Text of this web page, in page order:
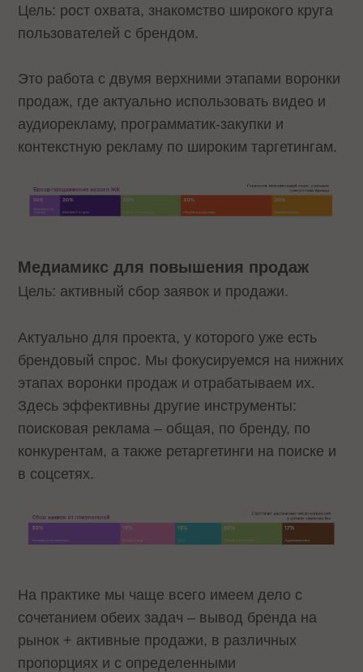
Цель: рост охвата, знакомство широкого круга
пользователей с брендом.
Это работа с двумя верхними этапами воронки
продаж, где актуально использовать видео и
аудиорекламу, программатик-закупки и
контекстную рекламу по широким таргетингам.
Медиамикс для повышения продаж
Цель: активный сбор заявок и продажи.
Актуально для проекта, у которого уже есть
брендовый спрос. Мы фокусируемся на нижних
этапах воронки продаж и отрабатываем их.
Здесь эффективны другие инструменты:
поисковая реклама – общая, по бренду, по
конкурентам, а также ретаргетинги на поиске и
в соцсетях.
На практике мы чаще всего имеем дело с
сочетанием обеих задач – вывод бренда на
рынок + активные продажи, в различных
пропорциях и с определенными